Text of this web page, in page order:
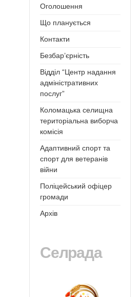
Оголошення
Що планується
Контакти
Безбар’єрність
Відділ “Центр надання
адміністративних
послуг”
Коломацька селищна
територіальна виборча
комісія
Адаптивний спорт та
спорт для ветеранів
війни
Поліцейський офіцер
громади
Архів
Селрада